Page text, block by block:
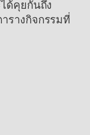
ด้คุยกันถึง
รางกิจกรรมที่